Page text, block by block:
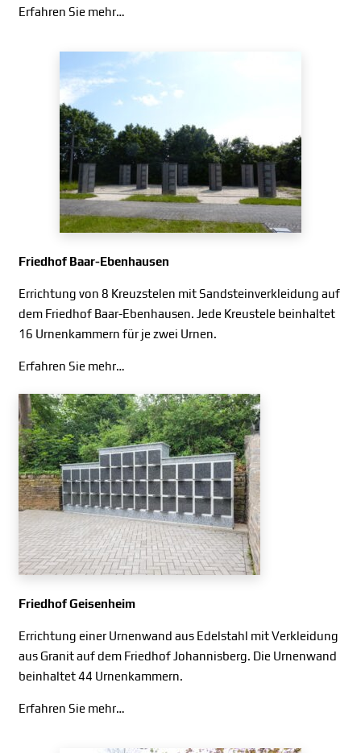
Erfahren Sie mehr…
Friedhof Baar-Ebenhausen
Errichtung von 8 Kreuzstelen mit Sandsteinverkleidung auf
dem Friedhof Baar-Ebenhausen. Jede Kreustele beinhaltet
16 Urnenkammern für je zwei Urnen.
Erfahren Sie mehr…
Friedhof Geisenheim
Errichtung einer Urnenwand aus Edelstahl mit Verkleidung
aus Granit auf dem Friedhof Johannisberg. Die Urnenwand
beinhaltet 44 Urnenkammern.
Erfahren Sie mehr…